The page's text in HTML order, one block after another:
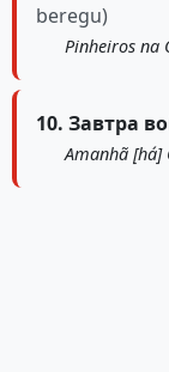
beregu)
Pinheiros
10. Завтра
Amanhã [há]